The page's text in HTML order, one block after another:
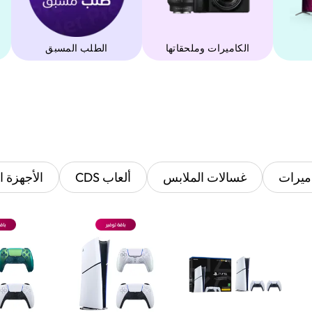
‫الكاميرات وملحقاتها‬ الطلب المسبق
غسالات الملابس ألعاب CDS الأجهزة